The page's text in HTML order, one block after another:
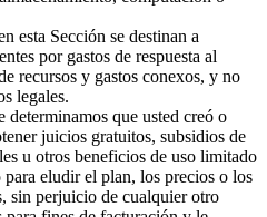
esta Sección se destinan a
por gastos de respuesta al
recursos y gastos conexos, y no
legales.
determinamos que usted creó o
juicios gratuitos, subsidios de
u otros beneficios de uso limitado
eludir el plan, los precios o los
sin perjuicio de cualquier otro